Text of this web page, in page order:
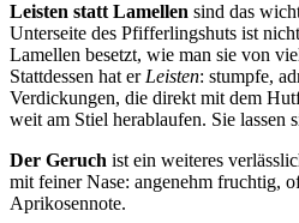
Leisten statt Lamellen sind das
Unterseite des Pfifferlingshuts ist
Lamellen besetzt, wie man sie von
Stattdessen hat er Leisten: stumpfe,
Verdickungen, die direkt mit dem
weit am Stiel herablaufen. Sie lassen
Der Geruch ist ein weiteres
mit feiner Nase: angenehm fruchtig,
Aprikosennote.